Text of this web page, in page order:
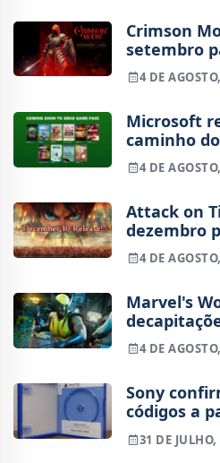
Crimson
setembro
4 DE
Microsoft
caminho
agosto
4 DE
Attack on
dezembro
4 DE
Marvel's
mostra
4 DE
Sony
códigos a
31 DE